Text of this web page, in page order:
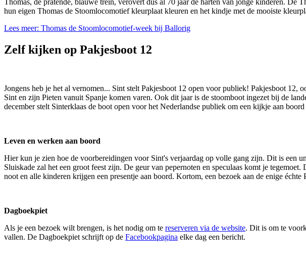
hun eigen Thomas de Stoomlocomotief kleurplaat kleuren en het kindje met de mooiste
Lees meer: Thomas de Stoomlocomotief-week bij Ballorig
Zelf kijken op Pakjesboot 12
Jongens heb je het al vernomen... Sint stelt Pakjesboot 12 open voor publiek! Pakjesboot
Sint en zijn Pieten vanuit Spanje komen varen. Ook dit jaar is de stoomboot ingezet bij de
december stelt Sinterklaas de boot open voor het Nederlandse publiek om een kijkje aan boord
Leven en werken aan boord
Hier kun je zien hoe de voorbereidingen voor Sint's verjaardag op volle gang zijn. Dit is een
Sluiskade zal het een groot feest zijn. De geur van pepernoten en speculaas komt je
noot en alle kinderen krijgen een presentje aan boord. Kortom, een bezoek aan de enige
Dagboekpiet
Als je een bezoek wilt brengen, is het nodig om te reserveren via de website. Dit is om te
vallen. De Dagboekpiet schrijft op de Facebookpagina elke dag een bericht.